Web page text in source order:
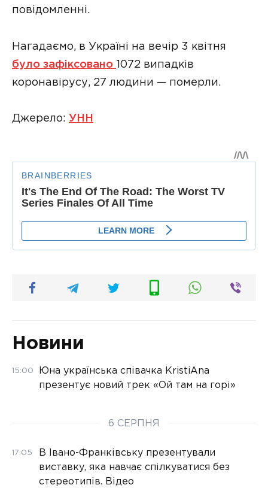
повідомленні.
Нагадаємо, в Україні на вечір 3 квітня
було зафіксовано 1072 випадків
коронавірусу, 27 людини — померли.
Джерело: УНН
Новини
15:00
Юна українська співачка KristiAna
презентує новий трек «Ой там на горі»
6 СЕРПНЯ
17:05
В Івано-Франківську презентували
виставку, яка навчає спілкуватися без
стереотипів. Відео